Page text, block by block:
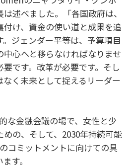
述べました。「各国政府は、
け、資金の使い道と成果を追
ジェンダー平等は、予算項目
心へと移らなければなりませ
です。改革が必要です。そし
く未来として捉えるリーダー
な金融会議の場で、女性と少
の、そして、 2030年持続可能
コミットメントに向けての具
す。